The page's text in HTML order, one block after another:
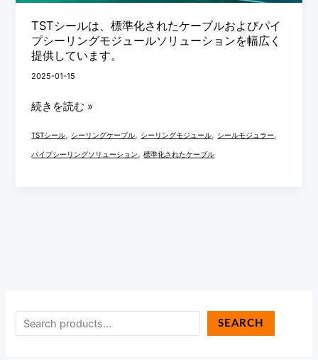
SEARCH
TSTシールは、標準化されたケーブルおよびパイ
プシーリングモジュールソリューションを幅広く
提供しています。
2025-01-15
さ
れ
た
ケ
ブ
ル
お
ン
続きを読む »
TSTシール, シーリングケーブル, シーリングモジュール, シールモジュラー,
パイプシーリングソリューション,標準化されたケーブル